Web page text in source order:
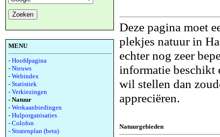
MENU
- Hoofdpagina
- Nieuws
- Webindex
- Statistiek
- Verkiezingen
- Natuur
- Werkaanbiedingen
- Hulporganisaties
- Colofon
- Stratenplan (beta)
Deze pagina moet
plekjes natuur in
echter nog zeer
informatie beschikt
wil stellen dan
appreciëren.
Natuurgebieden